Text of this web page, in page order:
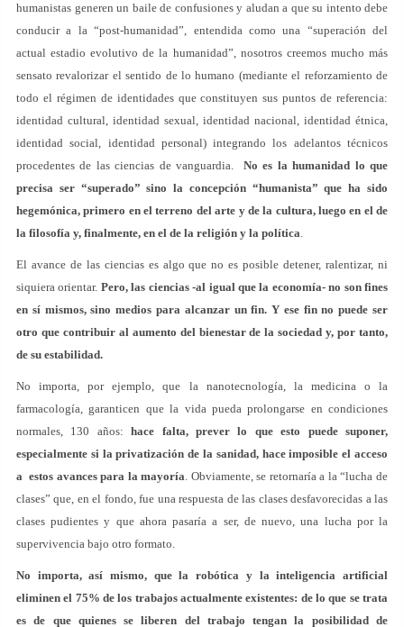
humanistas generen un baile de confusiones y aludan a que su intento debe
conducir a la “post-humanidad”, entendida como una “superación del
actual estadio evolutivo de la humanidad”, nosotros creemos mucho más
sensato revalorizar el sentido de lo humano (mediante el reforzamiento de
todo el régimen de identidades que constituyen sus puntos de referencia:
identidad cultural, identidad sexual, identidad nacional, identidad étnica,
identidad social, identidad personal) integrando los adelantos técnicos
procedentes de las ciencias de vanguardia. No es la humanidad lo que
precisa ser “superado” sino la concepción “humanista” que ha sido
hegemónica, primero en el terreno del arte y de la cultura, luego en el de
la filosofía y, finalmente, en el de la religión y la política.
El avance de las ciencias es algo que no es posible detener, ralentizar, ni
siquiera orientar. Pero, las ciencias -al igual que la economía- no son fines
en sí mismos, sino medios para alcanzar un fin. Y ese fin no puede ser
otro que contribuir al aumento del bienestar de la sociedad y, por tanto,
de su estabilidad.
No importa, por ejemplo, que la nanotecnología, la medicina o la
farmacología, garanticen que la vida pueda prolongarse en condiciones
normales, 130 años:hace falta, prever lo que esto puede suponer,
especialmente si la privatización de la sanidad, hace imposible el acceso
a estos avances para la mayoría. Obviamente, se retornaría a la “lucha de
clases” que, en el fondo, fue una respuesta de las clases desfavorecidas a las
clases pudientes y que ahora pasaría a ser, de nuevo, una lucha por la
supervivencia bajo otro formato.
No importa, así mismo, que la robótica y la inteligencia artificial
eliminen el 75% de los trabajos actualmente existentes: de lo que se trata
es de que quienes se liberen del trabajo tengan la posibilidad de